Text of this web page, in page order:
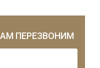
ПЕРЕЗВОНИМ